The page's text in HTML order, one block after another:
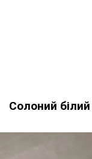
Солоний білий